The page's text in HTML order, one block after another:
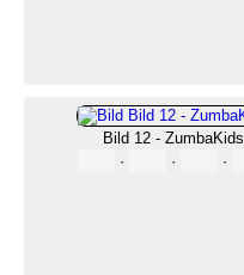
Bild 12 - ZumbaKids
·
· ·